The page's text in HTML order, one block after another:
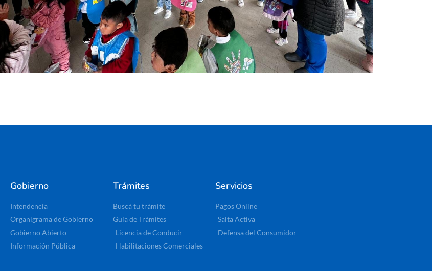
Gobierno
Intendencia
Organigrama de Gobierno
Gobierno Abierto
Información Pública
Trámites
Buscá tu trámite
Guía de Trámites
Licencia de Conducir
Habilitaciones Comerciales
Servicios
Pagos Online
Salta Activa
Defensa del Consumidor